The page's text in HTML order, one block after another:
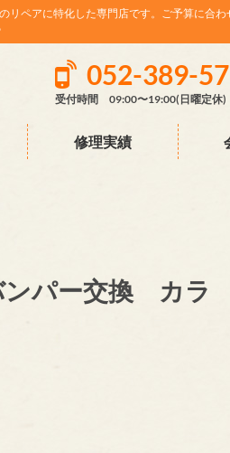
ペアに特化した専門店です。ご予算に合
052-389-
受付時間 09:00〜19:00(日曜定休)
修理実績
パー交換 カラ